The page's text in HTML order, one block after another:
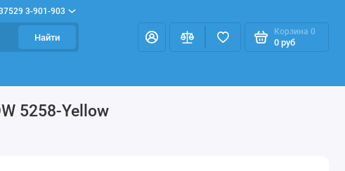
3-901-903
Найти
Корзина 0
0 руб
5258-Yellow